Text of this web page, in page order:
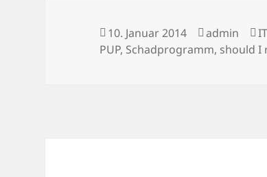
Veröffentlicht
am
10. Januar 2014 Autor
admin IT
PUP, Schadprogramm, should I